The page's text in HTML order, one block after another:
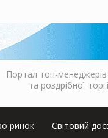
Портал топ-
та роздрібної
ринок Світовий